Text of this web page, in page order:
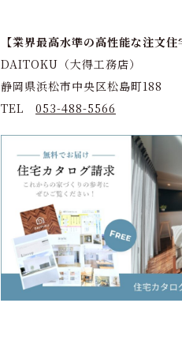
【業界最高水準の高性能な注文
DAITOKU（大得工務店）
静岡県浜松市中央区松島町188
TEL 053-488-5566